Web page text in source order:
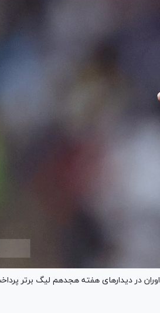
در دیدار‌های هفته هجدهم لیگ برتر